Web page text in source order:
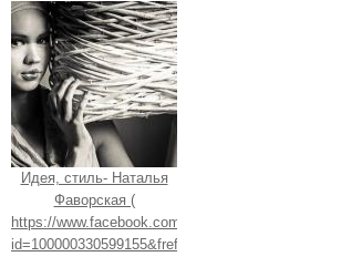
Идея, стиль- Наталья
Фаворская (
https://www.facebook.com/profile.php?
id=100000330599155&fref=ts).